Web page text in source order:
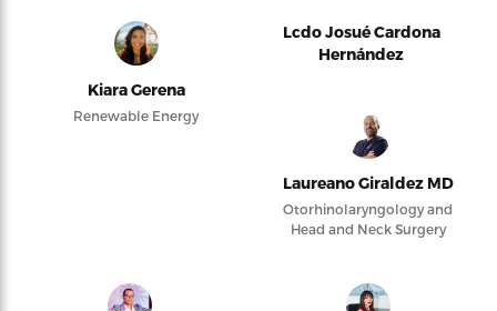
Kiara Gerena
Renewable Energy
Lcdo Josué Cardona
Hernández
Laureano Giraldez MD
Otorhinolaryngology and
Head and Neck Surgery